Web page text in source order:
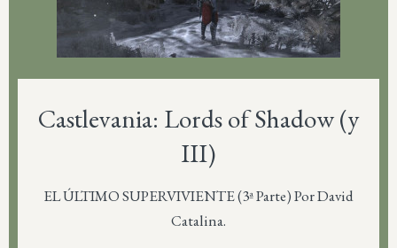
Castlevania: Lords of Shadow (y
III)
EL ÚLTIMO SUPERVIVIENTE (3ª Parte) Por David
Catalina.